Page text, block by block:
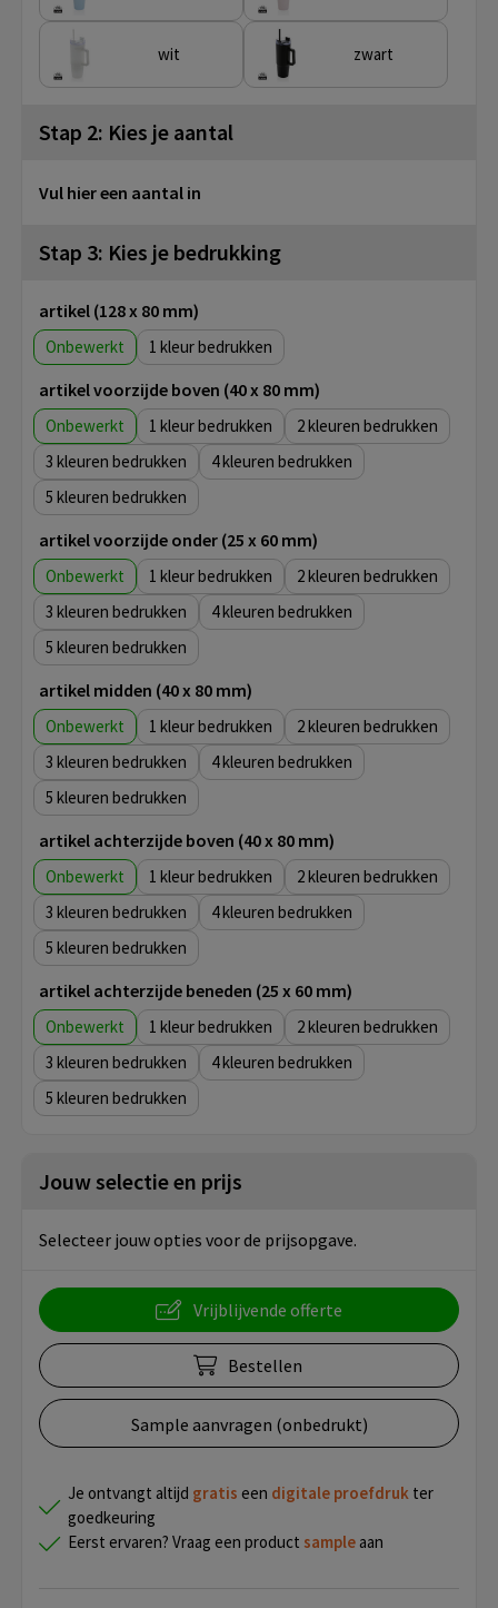
wit zwart
Stap 2: Kies je aantal
Vul hier een aantal in
Stap 3: Kies je bedrukking
artikel (128 x 80 mm)
Onbewerkt 1
artikel voorzijde boven (40 x 80 mm)
Onbewerkt 1
2
3
4
5
artikel voorzijde onder (25 x 60 mm)
Onbewerkt 1
2
3
4
5
artikel midden (40 x 80 mm)
Onbewerkt 1
2
3
4
5
artikel achterzijde boven (40 x 80 mm)
Onbewerkt 1
2
3
4
5
artikel achterzijde beneden (25 x 60 mm)
Onbewerkt 1
2
3
4
5
Jouw selectie en prijs
Selecteer jouw opties voor de prijsopgave.
Vrijblijvende offerte
Bestellen
Sample aanvragen (onbedrukt)
Je ontvangt altijd gratis een digitale proefdruk ter
goedkeuring
Eerst ervaren? Vraag een product sample aan